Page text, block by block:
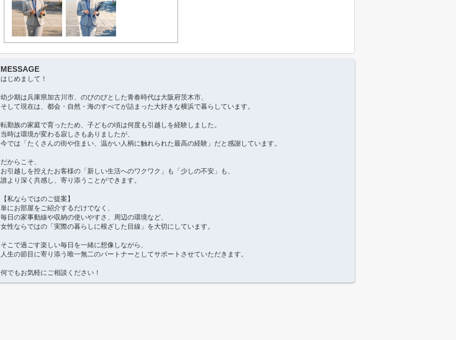
MESSAGE
はじめまして！
幼少期は兵庫県加古川市、のびのびとした青春時代は大阪府茨木市、
そして現在は、都会・自然・海のすべてが詰まった大好きな横浜で暮らしています。
転勤族の家庭で育ったため、子どもの頃は何度も引越しを経験しました。
当時は環境が変わる寂しさもありましたが、
今では「たくさんの街や住まい、温かい人柄に触れられた最高の経験」だと感謝しています。
だからこそ、
お引越しを控えたお客様の「新しい生活へのワクワク」も「少しの不安」も、
誰より深く共感し、寄り添うことができます。
【私ならではのご提案】
単にお部屋をご紹介するだけでなく、
毎日の家事動線や収納の使いやすさ、周辺の環境など、
女性ならではの「実際の暮らしに根ざした目線」を大切にしています。
そこで過ごす楽しい毎日を一緒に想像しながら、
人生の節目に寄り添う唯一無二のパートナーとしてサポートさせていただきます。
何でもお気軽にご相談ください！